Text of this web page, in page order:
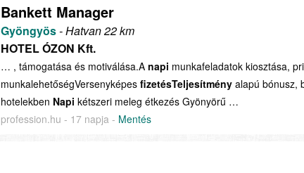
Bankett Manager
Gyöngyös- Hatvan 22 km
HOTEL ÓZON Kft.
… , támogatása és motiválása.A napi munkafeladatok kiosztása,
munkalehetőségVersenyképes fizetésTeljesítmény alapú bónusz,
hotelekben Napi kétszeri meleg étkezés Gyönyörű …
profession.hu - 17 napja - Mentés